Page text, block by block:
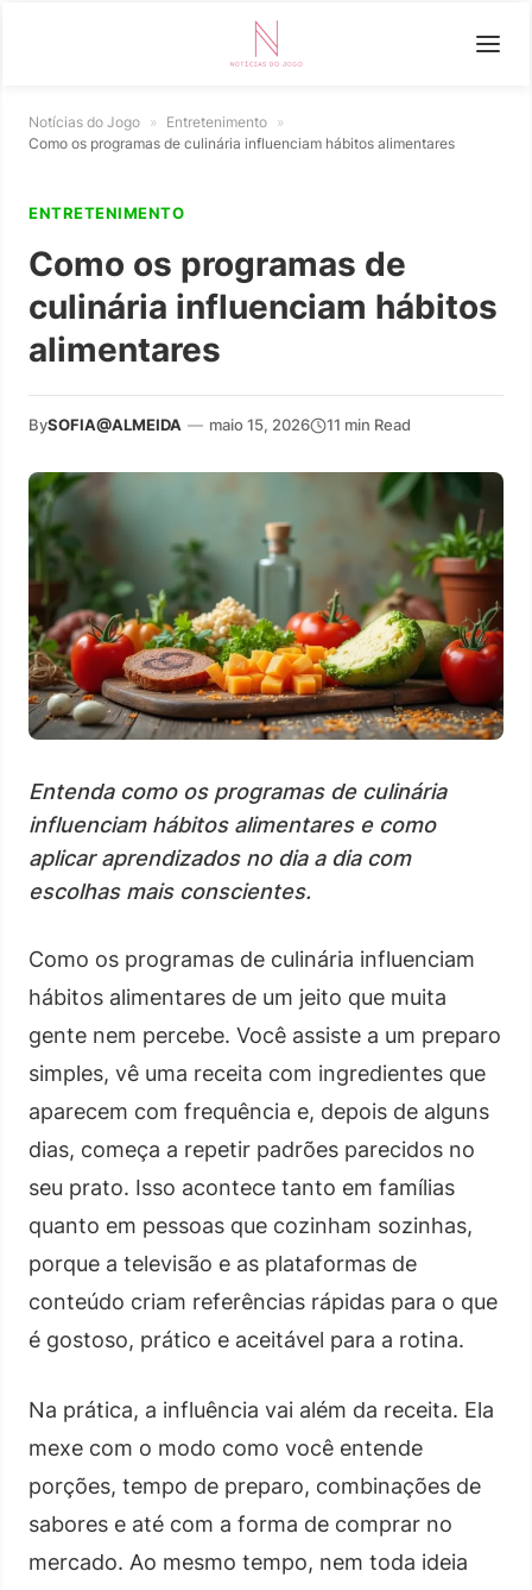
Notícias do Jogo » Entretenimento »
Como os programas de culinária influenciam hábitos alimentares
ENTRETENIMENTO
Como os programas de
culinária influenciam hábitos
alimentares
BySOFIA@ALMEIDA — maio 15, 2026 11 min Read
Entenda como os programas de culinária
influenciam hábitos alimentares e como
aplicar aprendizados no dia a dia com
escolhas mais conscientes.
Como os programas de culinária influenciam
hábitos alimentares de um jeito que muita
gente nem percebe. Você assiste a um preparo
simples, vê uma receita com ingredientes que
aparecem com frequência e, depois de alguns
dias, começa a repetir padrões parecidos no
seu prato. Isso acontece tanto em famílias
quanto em pessoas que cozinham sozinhas,
porque a televisão e as plataformas de
conteúdo criam referências rápidas para o que
é gostoso, prático e aceitável para a rotina.
Na prática, a influência vai além da receita. Ela
mexe com o modo como você entende
porções, tempo de preparo, combinações de
sabores e até com a forma de comprar no
mercado. Ao mesmo tempo, nem toda ideia